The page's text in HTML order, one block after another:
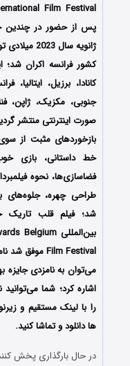
کشور فرانسه اکران شد؛
کانادا، برزیل، ایتالیا،
جنوبی، مکزیک، ژاپن،
صورت اینترنتی منتشر
بازخوردهای مثبت از
خط داستانی، بازی
فضاسازی‌ها، نحوه
طراحی چهره،
شد؛ فیلم قلب
می‌توان به نامزدی جایزه
اشاره کرد؛ شما
را با ‌لینک مستقیم و
ها دانلود و تماشا کنید.
در حال بارگذاری پخش